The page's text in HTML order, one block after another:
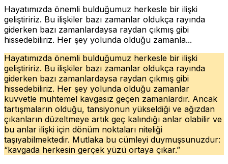
Hayatımızda önemli bulduğumuz herkesle bir ilişki
geliştiririz. Bu ilişkiler bazı zamanlar oldukça rayında
giderken bazı zamanlardaysa raydan çıkmış gibi
hissedebiliriz. Her şey yolunda olduğu zamanla...
Hayatımızda önemli bulduğumuz herkesle bir ilişki
geliştiririz. Bu ilişkiler bazı zamanlar oldukça rayında
giderken bazı zamanlardaysa raydan çıkmış gibi
hissedebiliriz. Her şey yolunda olduğu zamanlar
kuvvetle muhtemel kavgasız geçen zamanlardır. Ancak
tartışmaların olduğu, tansiyonun yükseldiği ve ağızdan
çıkanların düzeltmeye artık geç kalındığı anlar olabilir ve
bu anlar ilişki için dönüm noktaları niteliği
taşıyabilmektedir. Mutlaka bu cümleyi duymuşsunuzdur:
“kavgada herkesin gerçek yüzü ortaya çıkar.”